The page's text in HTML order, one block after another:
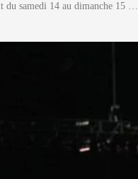
du samedi 14 au dimanche 15 …